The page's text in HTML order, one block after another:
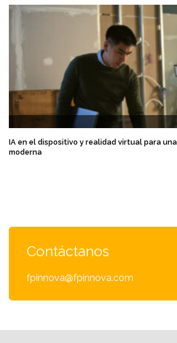
IA en el dispositivo y realidad virtual para
moderna
Contáctanos
fpinnova@fpinnova.com